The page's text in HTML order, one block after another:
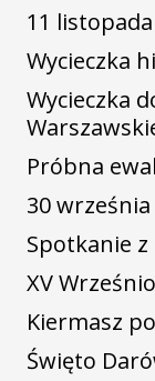
11
Wycieczka
Wycieczka
Próbna
30 września
Spotkanie
XV
Kiermasz
Święto